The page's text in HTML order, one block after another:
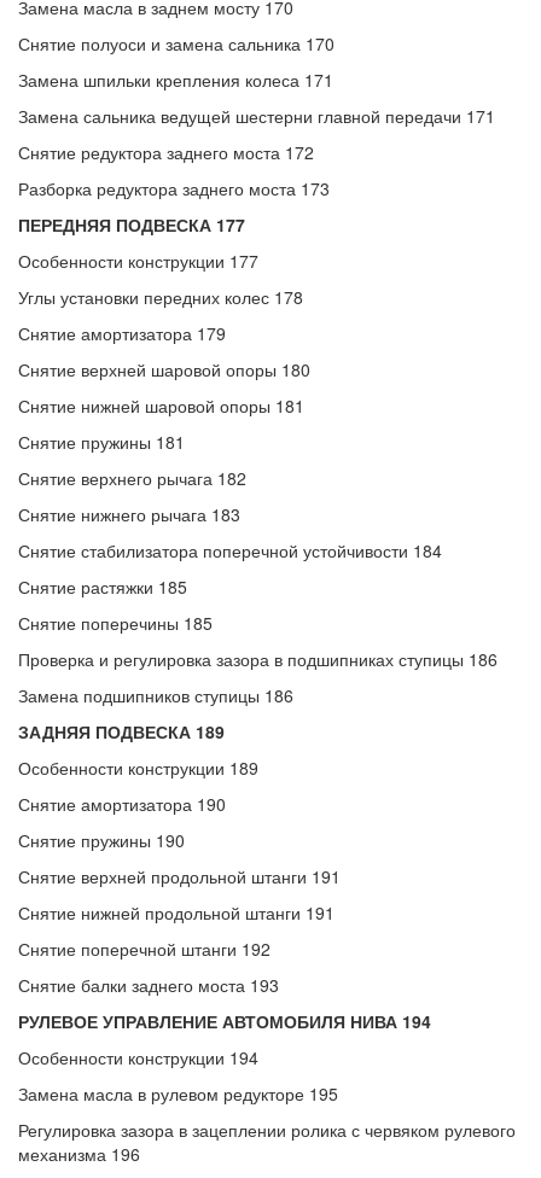
Замена масла в заднем мосту 170
Снятие полуоси и замена сальника 170
Замена шпильки крепления колеса 171
Замена сальника ведущей шестерни главной передачи 171
Снятие редуктора заднего моста 172
Разборка редуктора заднего моста 173
ПЕРЕДНЯЯ ПОДВЕСКА 177
Особенности конструкции 177
Углы установки передних колес 178
Снятие амортизатора 179
Снятие верхней шаровой опоры 180
Снятие нижней шаровой опоры 181
Снятие пружины 181
Снятие верхнего рычага 182
Снятие нижнего рычага 183
Снятие стабилизатора поперечной устойчивости 184
Снятие растяжки 185
Снятие поперечины 185
Проверка и регулировка зазора в подшипниках ступицы 186
Замена подшипников ступицы 186
ЗАДНЯЯ ПОДВЕСКА 189
Особенности конструкции 189
Снятие амортизатора 190
Снятие пружины 190
Снятие верхней продольной штанги 191
Снятие нижней продольной штанги 191
Снятие поперечной штанги 192
Снятие балки заднего моста 193
РУЛЕВОЕ УПРАВЛЕНИЕ АВТОМОБИЛЯ НИВА 194
Особенности конструкции 194
Замена масла в рулевом редукторе 195
Регулировка зазора в зацеплении ролика с червяком рулевого
механизма 196